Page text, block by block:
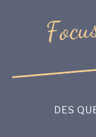
Focu
DES